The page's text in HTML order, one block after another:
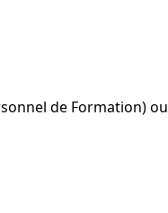
de Formation) ou